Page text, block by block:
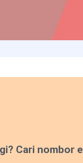
Cari nombor